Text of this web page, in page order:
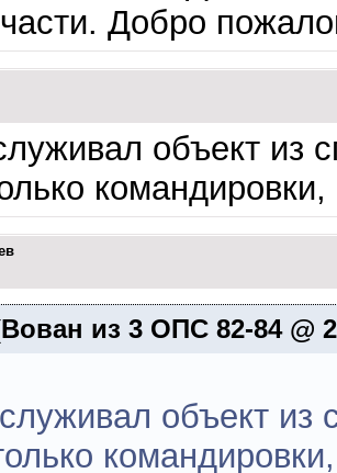
Добро
объект из
из 3 ОПС 82-84 @
объект из